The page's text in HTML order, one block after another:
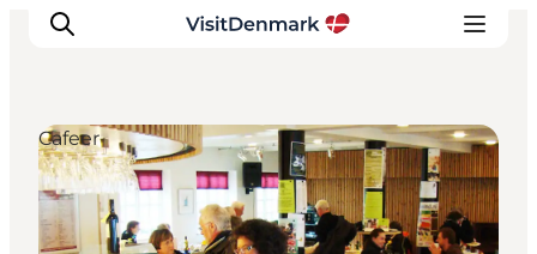
Inspiration
Destinationer
Cafeer